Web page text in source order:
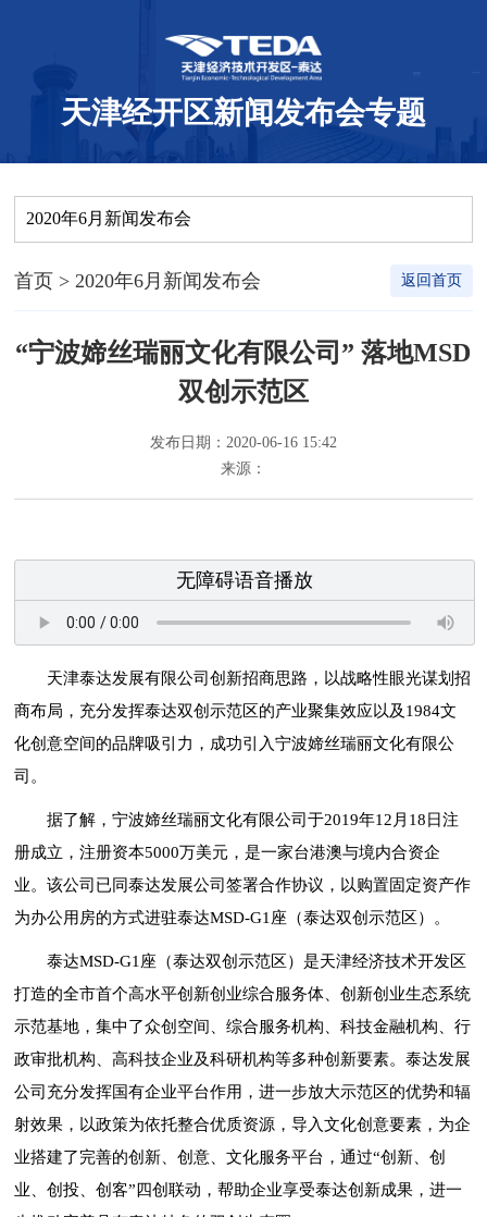
天津经开区新闻发布会专题
2020年6月新闻发布会
首页 > 2020年6月新闻发布会 返回首页
“宁波媂丝瑞丽文化有限公司” 落地MSD
双创示范区
发布日期：2020-06-16 15:42
来源：
无障碍语音播放
天津泰达发展有限公司创新招商思路，以战略性眼光谋划招
商布局，充分发挥泰达双创示范区的产业聚集效应以及1984文
化创意空间的品牌吸引力，成功引入宁波媂丝瑞丽文化有限公
司。
据了解，宁波媂丝瑞丽文化有限公司于2019年12月18日注
册成立，注册资本5000万美元，是一家台港澳与境内合资企
业。该公司已同泰达发展公司签署合作协议，以购置固定资产作
为办公用房的方式进驻泰达MSD-G1座（泰达双创示范区）。
泰达MSD-G1座（泰达双创示范区）是天津经济技术开发区
打造的全市首个高水平创新创业综合服务体、创新创业生态系统
示范基地，集中了众创空间、综合服务机构、科技金融机构、行
政审批机构、高科技企业及科研机构等多种创新要素。泰达发展
公司充分发挥国有企业平台作用，进一步放大示范区的优势和辐
射效果，以政策为依托整合优质资源，导入文化创意要素，为企
业搭建了完善的创新、创意、文化服务平台，通过“创新、创
业、创投、创客”四创联动，帮助企业享受泰达创新成果，进一